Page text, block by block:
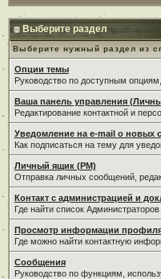
Выберите раздел
Выберите нужный раздел из
Опции темы
Руководство по доступным
Ваша панель управления
Редактирование контактной и
Уведомление на e-mail о новых
Как подписаться на тему для
Личный ящик (PM)
Отправка личных сообщений,
Контакт с администрацией и
Где найти список
Просмотр информации профиля
Где можно найти контактную
Сообщения
Руководство по функциям,